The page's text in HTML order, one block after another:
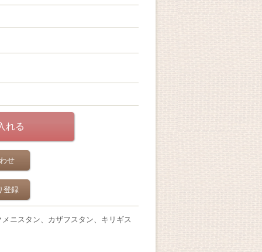
せ
登録
ニスタン、カザフスタン、キリギス